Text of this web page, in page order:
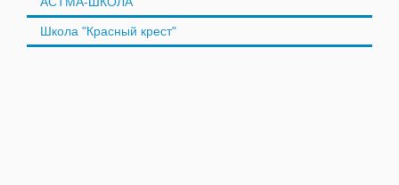
Школа "Красный крест"